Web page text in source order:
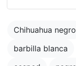
Chihuahua negro
barbilla blanca